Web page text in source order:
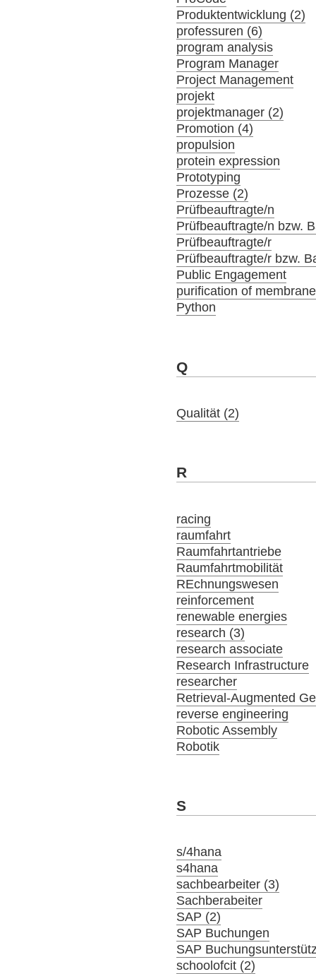
Produktentwicklung (2)
professuren (6)
program analysis
Program Manager
Project Management
projekt
projektmanager (2)
Promotion (4)
propulsion
protein expression
Prototyping
Prozesse (2)
Prüfbeauftragte/n
Prüfbeauftragte/n bzw.
Prüfbeauftragte/r
Prüfbeauftragte/r bzw.
Public Engagement
purification of
Python
Q
Qualität (2)
R
racing
raumfahrt
Raumfahrtantriebe
Raumfahrtmobilität
REchnungswesen
reinforcement
renewable energies
research (3)
research associate
Research Infrastructure
researcher
Retrieval-Augmented
reverse engineering
Robotic Assembly
Robotik
S
s/4hana
s4hana
sachbearbeiter (3)
Sachberabeiter
SAP (2)
SAP Buchungen
SAP
schoolofcit (2)